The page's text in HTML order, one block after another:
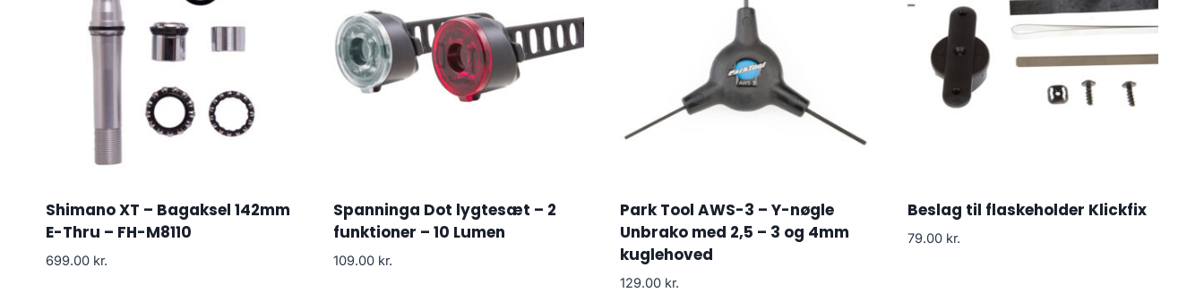
Shimano XT – Bagaksel 142mm
E-Thru – FH-M8110
699.00 kr.
Spanninga Dot lygtesæt – 2
funktioner – 10 Lumen
109.00 kr.
Park Tool AWS-3 – Y-nøgle
Unbrako med 2,5 – 3 og 4mm
kuglehoved
129.00 kr.
Beslag til flaskeholder Klickfix
79.00 kr.